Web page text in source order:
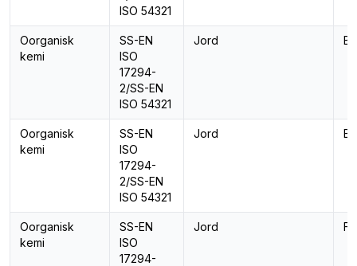
ISO 54321
Oorganisk
kemi
SS-EN
ISO
17294-
2/SS-EN
ISO 54321
Jord
Oorganisk
kemi
SS-EN
ISO
17294-
2/SS-EN
ISO 54321
Jord
Oorganisk
kemi
SS-EN
ISO
17294-
Jord